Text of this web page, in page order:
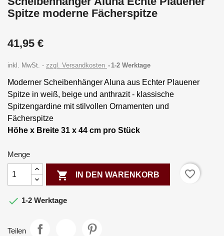
Spitze moderne Fächerspitze
41,95 €
inkl. MwSt. zzgl. Versandkosten 1-2 Werktage
Moderner Scheibenhänger Aluna aus Echter Plauener
Spitze in weiß, beige und anthrazit - klassische
Spitzengardine mit stilvollen Ornamenten und
Fächerspitze
Höhe x Breite 31 x 44 cm pro Stück
Menge
 IN DEN WARENKORB favorite_border
 1-2 Werktage
Teilen